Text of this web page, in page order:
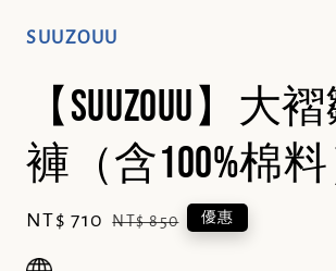
SUUZOUU
【SUUZOUU】
褲（含100%棉料
Sale
NT$ 710 Regular
NT$ 850 優惠